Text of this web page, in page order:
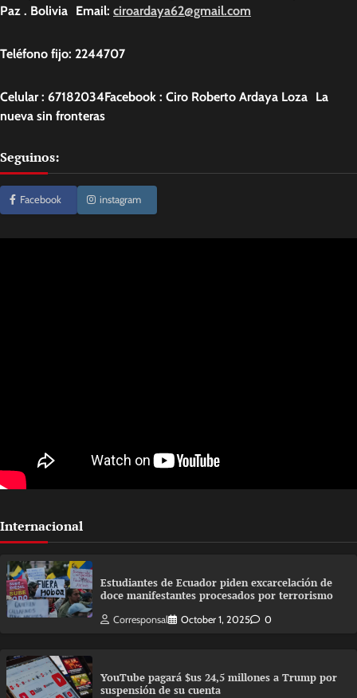
Paz . Bolivia Email: ciroardaya62@gmail.com
Teléfono fijo: 2244707
Celular : 67182034Facebook : Ciro Roberto Ardaya Loza La
nueva sin fronteras
Seguinos:
Facebook instagram
Internacional
Estudiantes de Ecuador piden excarcelación de
doce manifestantes procesados por terrorismo
Corresponsal October 1, 2025 0
YouTube pagará $us 24,5 millones a Trump por
suspensión de su cuenta